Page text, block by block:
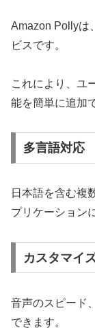
Amazon Pollyは
ビスです。
これにより、ユ
能を簡単に追加
多言語対応
日本語を含む複
プリケーション
カスタマイ
音声のスピード
できます。